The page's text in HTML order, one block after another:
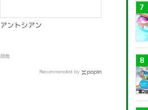
アントシアン
辞典
Recommended by